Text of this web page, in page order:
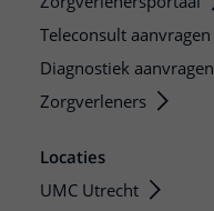
Teleconsult aanvragen
Diagnostiek aanvragen
Zorgverleners
Locaties
UMC Utrecht